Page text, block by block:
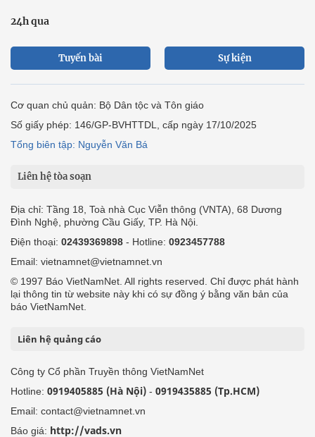
24h qua
Tuyến bài Sự kiện
Cơ quan chủ quản: Bộ Dân tộc và Tôn giáo
Số giấy phép: 146/GP-BVHTTDL, cấp ngày 17/10/2025
Tổng biên tập: Nguyễn Văn Bá
Liên hệ tòa soạn
Địa chỉ: Tầng 18, Toà nhà Cục Viễn thông (VNTA), 68 Dương
Đình Nghệ, phường Cầu Giấy, TP. Hà Nội.
Điện thoại: 02439369898 - Hotline: 0923457788
Email: vietnamnet@vietnamnet.vn
© 1997 Báo VietNamNet. All rights reserved. Chỉ được phát hành
lại thông tin từ website này khi có sự đồng ý bằng văn bản của
báo VietNamNet.
Liên hệ quảng cáo
Công ty Cổ phần Truyền thông VietNamNet
Hotline: 0919405885 (Hà Nội) - 0919435885 (Tp.HCM)
Email: contact@vietnamnet.vn
Báo giá: http://vads.vn